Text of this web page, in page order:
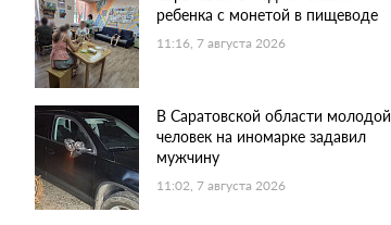
ребенка с монетой в пищеводе
11:16, 7 августа 2026
В Саратовской области молодой
человек на иномарке задавил
мужчину
11:02, 7 августа 2026